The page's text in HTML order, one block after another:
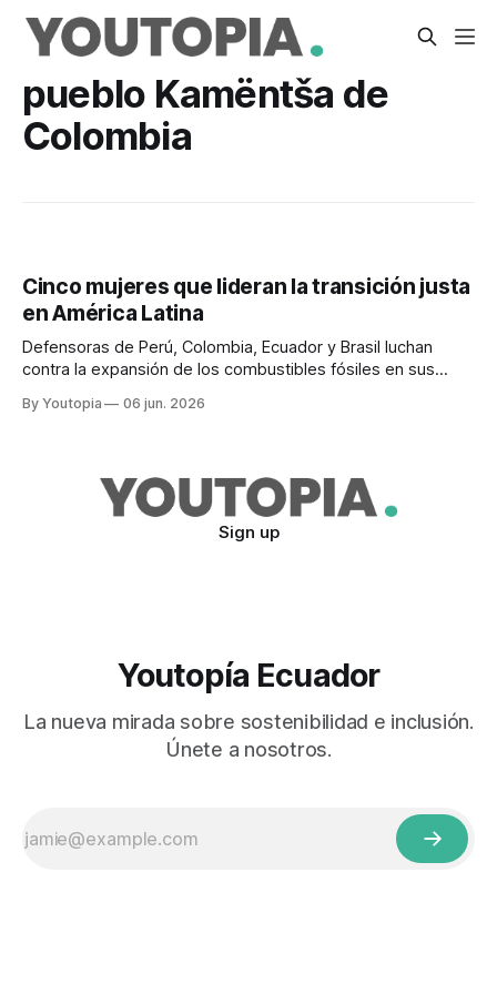
pueblo Kamëntša de
Colombia
Cinco mujeres que lideran la transición justa
en América Latina
Defensoras de Perú, Colombia, Ecuador y Brasil luchan
contra la expansión de los combustibles fósiles en sus
By Youtopia 06 jun. 2026
Sign up
Youtopía Ecuador
La nueva mirada sobre sostenibilidad e inclusión.
Únete a nosotros.